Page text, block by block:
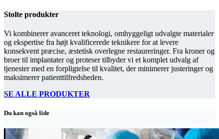
Stolte produkter
Vi kombinerer avanceret teknologi, omhyggeligt udvalgte materialer
og ekspertise fra højt kvalificerede teknikere for at levere
konsekvent præcise, æstetisk overlegne restaureringer. Fra kroner og
broer til implantater og proteser tilbyder vi et komplet udvalg af
tjenester med en forpligtelse til kvalitet, der minimerer justeringer og
maksimerer patienttilfredsheden.
SE ALLE PRODUKTER
Du kan også lide